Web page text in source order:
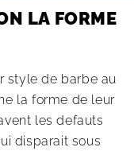
LA FORME
style de barbe au
la forme de leur
les defauts
disparait sous